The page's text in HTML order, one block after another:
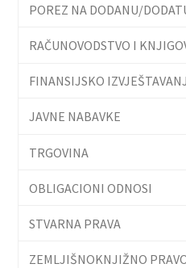
POREZ NA DODANU/
RAČUNOVODSTVO I
FINANSIJSKO
JAVNE NABAVKE
TRGOVINA
OBLIGACIONI ODNOSI
STVARNA PRAVA
ZEMLJIŠNOKNJIŽNO